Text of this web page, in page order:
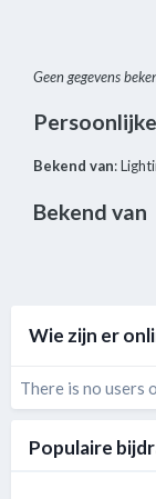
Geen gegevens
Bekend van:
Bekend van
Wie zijn er
There is no users
Populaire